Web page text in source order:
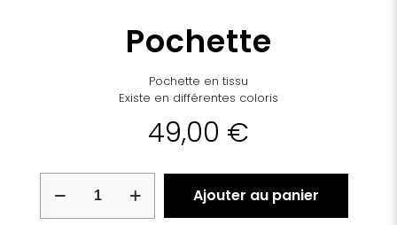
Pochette
Pochette en tissu
Existe en différentes coloris
49,00 €
Pochette
Ajouter au panier